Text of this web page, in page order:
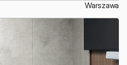
Warszawa